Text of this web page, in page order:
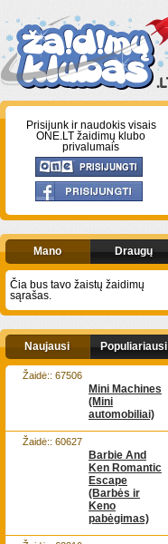
Prisijunk ir naudokis visais
ONE.LT žaidimų klubo
privalumais
Mano Draugų
Čia bus tavo žaistų žaidimų
sąrašas.
Naujausi Populiariausi
Mini Machines
(Mini
automobiliai)
Žaidė:: 67506
Barbie And
Ken Romantic
Escape
(Barbės ir
Keno
pabėgimas)
Žaidė:: 60627